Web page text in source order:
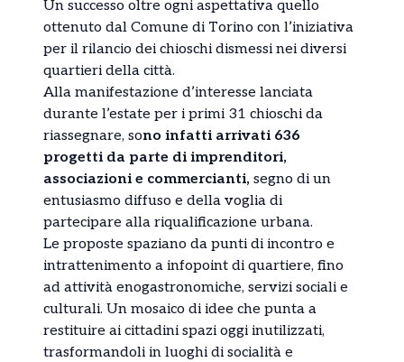
Un successo oltre ogni aspettativa quello
ottenuto dal Comune di Torino con l’iniziativa
per il rilancio dei chioschi dismessi nei diversi
quartieri della città.
Alla manifestazione d’interesse lanciata
durante l’estate per i primi 31 chioschi da
riassegnare, sono infatti arrivati 636
progetti da parte di imprenditori,
associazioni e commercianti, segno di un
entusiasmo diffuso e della voglia di
partecipare alla riqualificazione urbana.
Le proposte spaziano da punti di incontro e
intrattenimento a infopoint di quartiere, fino
ad attività enogastronomiche, servizi sociali e
culturali. Un mosaico di idee che punta a
restituire ai cittadini spazi oggi inutilizzati,
trasformandoli in luoghi di socialità e